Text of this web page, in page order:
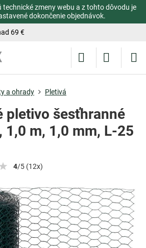
technické zmeny webu a z tohto dôvodu je
dokončenie objednávok.
69 €
a ohrady Pletivá
pletivo šesťhranné
1,0 m, 1,0 mm, L-25
4/5 (12x)